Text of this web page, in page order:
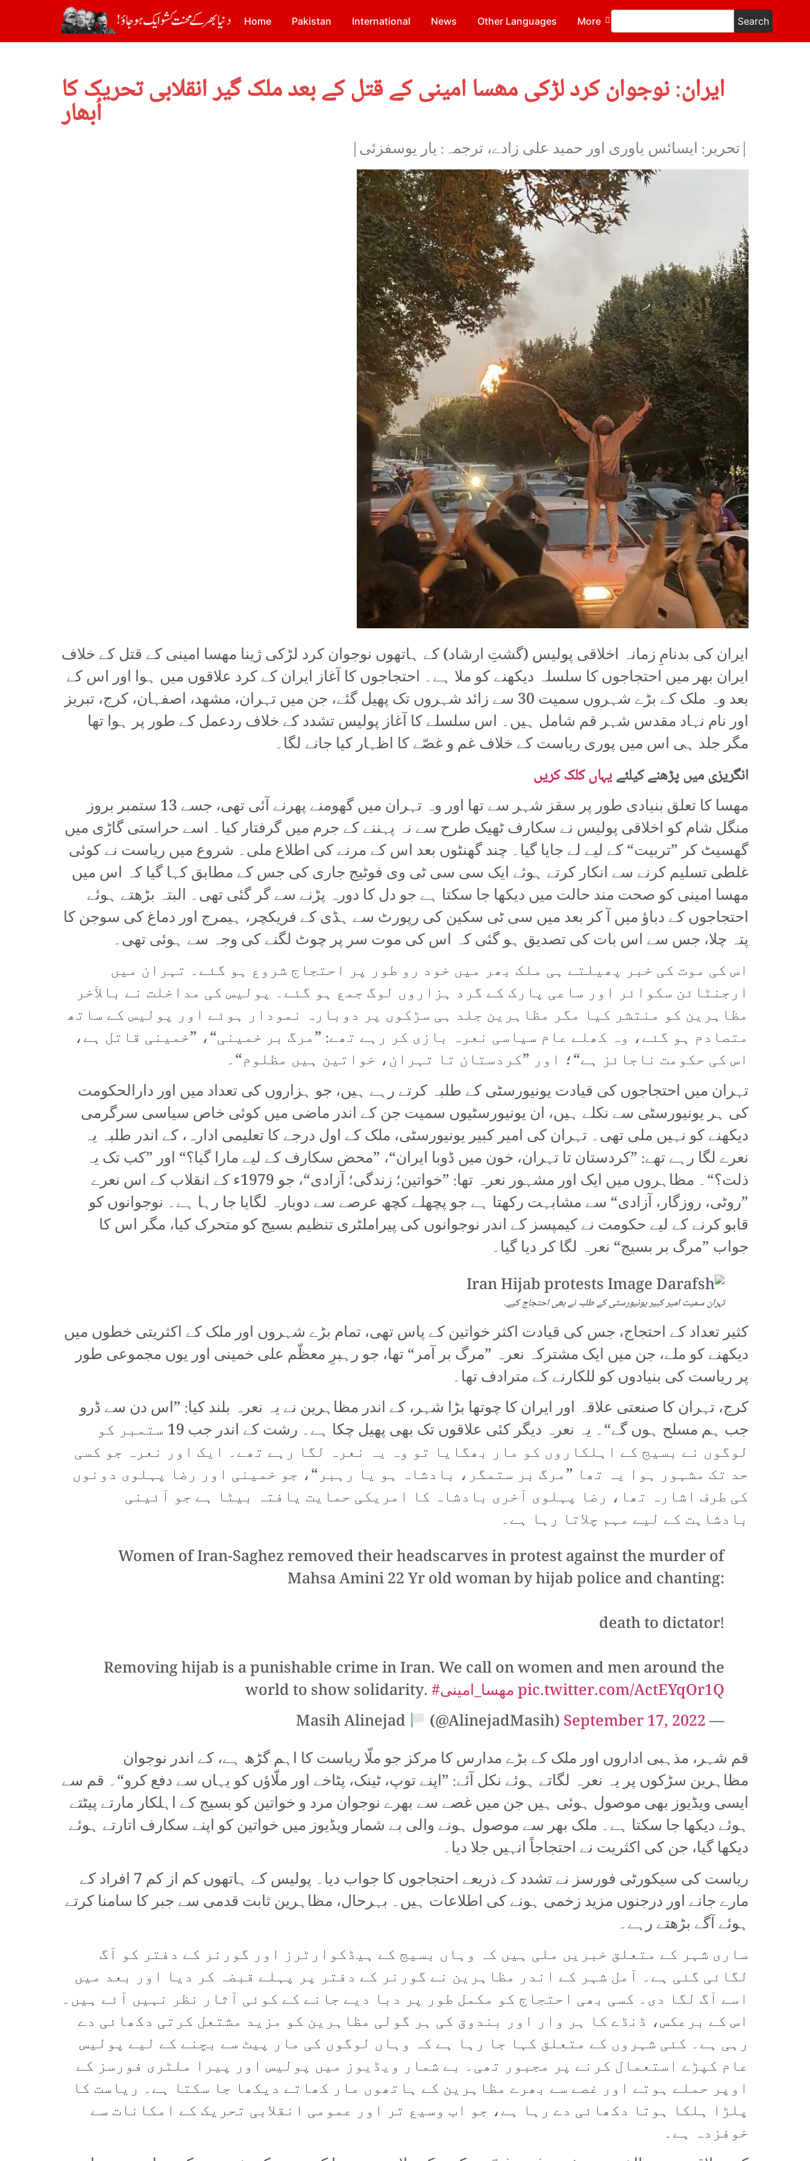
Home Pakistan International News Other Languages More Search
ایران: نوجوان کرد لڑکی مھسا امینی کے قتل کے بعد ملک گیر انقلابی تحریک کا
اُبھار
|تحریر: ایسائس یاوری اور حمید علی زادے، ترجمہ: یار یوسفزئی|
ایران کی بدنامِ زمانہ اخلاقی پولیس (گشتِ ارشاد) کے ہاتھوں نوجوان کرد لڑکی ژینا مھسا امینی کے قتل کے خلاف
ایران بھر میں احتجاجوں کا سلسلہ دیکھنے کو ملا ہے۔ احتجاجوں کا آغاز ایران کے کرد علاقوں میں ہوا اور اس کے
بعد وہ ملک کے بڑے شہروں سمیت 30 سے زائد شہروں تک پھیل گئے، جن میں تہران، مشھد، اصفہان، کرج، تبریز
اور نام نہاد مقدس شہر قم شامل ہیں۔ اس سلسلے کا آغاز پولیس تشدد کے خلاف ردعمل کے طور پر ہوا تھا
مگر جلد ہی اس میں پوری ریاست کے خلاف غم و غصّے کا اظہار کیا جانے لگا۔
انگریزی میں پڑھنے کیلئےیہاں کلک کریں
مھسا کا تعلق بنیادی طور پر سقز شہر سے تھا اور وہ تہران میں گھومنے پھرنے آئی تھی، جسے 13 ستمبر بروز
منگل شام کو اخلاقی پولیس نے سکارف ٹھیک طرح سے نہ پہننے کے جرم میں گرفتار کیا۔ اسے حراستی گاڑی میں
گھسیٹ کر ”تربیت“ کے لیے لے جایا گیا۔ چند گھنٹوں بعد اس کے مرنے کی اطلاع ملی۔ شروع میں ریاست نے کوئی
غلطی تسلیم کرنے سے انکار کرتے ہوئے ایک سی سی ٹی وی فوٹیج جاری کی جس کے مطابق کہا گیا کہ اس میں
مھسا امینی کو صحت مند حالت میں دیکھا جا سکتا ہے جو دل کا دورہ پڑنے سے گر گئی تھی۔ البتہ بڑھتے ہوئے
احتجاجوں کے دباؤ میں آ کر بعد میں سی ٹی سکین کی رپورٹ سے ہڈی کے فریکچر، ہیمرج اور دماغ کی سوجن کا
پتہ چلا، جس سے اس بات کی تصدیق ہو گئی کہ اس کی موت سر پر چوٹ لگنے کی وجہ سے ہوئی تھی۔
اس کی موت کی خبر پھیلتے ہی ملک بھر میں خود رو طور پر احتجاج شروع ہو گئے۔ تہران میں
ارجنٹائن سکوائر اور ساعی پارک کے گرد ہزاروں لوگ جمع ہو گئے۔ پولیس کی مداخلت نے بالآخر
مظاہرین کو منتشر کیا مگر مظاہرین جلد ہی سڑکوں پر دوبارہ نمودار ہوئے اور پولیس کے ساتھ
متصادم ہو گئے، وہ کھلے عام سیاسی نعرہ بازی کر رہے تھے: ”مرگ بر خمینی“، ”خمینی قاتل ہے،
اس کی حکومت ناجائز ہے“؛ اور ”کردستان تا تہران، خواتین ہیں مظلوم“۔
تہران میں احتجاجوں کی قیادت یونیورسٹی کے طلبہ کرتے رہے ہیں، جو ہزاروں کی تعداد میں اور دارالحکومت
کی ہر یونیورسٹی سے نکلے ہیں، ان یونیورسٹیوں سمیت جن کے اندر ماضی میں کوئی خاص سیاسی سرگرمی
دیکھنے کو نہیں ملی تھی۔ تہران کی امیر کبیر یونیورسٹی، ملک کے اول درجے کا تعلیمی ادارہ، کے اندر طلبہ یہ
نعرے لگا رہے تھے: ”کردستان تا تہران، خون میں ڈوبا ایران“، ”محض سکارف کے لیے مارا گیا؟“ اور ”کب تک یہ
ذلت؟“۔ مظاہروں میں ایک اور مشہور نعرہ تھا: ”خواتین؛ زندگی؛ آزادی“، جو 1979ء کے انقلاب کے اس نعرے
”روٹی، روزگار، آزادی“ سے مشابہت رکھتا ہے جو پچھلے کچھ عرصے سے دوبارہ لگایا جا رہا ہے۔ نوجوانوں کو
قابو کرنے کے لیے حکومت نے کیمپسز کے اندر نوجوانوں کی پیراملٹری تنظیم بسیج کو متحرک کیا، مگر اس کا
جواب ”مرگ بر بسیج“ نعرہ لگا کر دیا گیا۔
تہران سمیت امیر کبیر یونیورسٹی کے طلبہ نے بھی احتجاج کیے۔
کثیر تعداد کے احتجاج، جس کی قیادت اکثر خواتین کے پاس تھی، تمام بڑے شہروں اور ملک کے اکثریتی خطوں میں
دیکھنے کو ملے، جن میں ایک مشترکہ نعرہ ”مرگ بر آمر“ تھا، جو رہبرِ معظّم علی خمینی اور یوں مجموعی طور
پر ریاست کی بنیادوں کو للکارنے کے مترادف تھا۔
کرج، تہران کا صنعتی علاقہ اور ایران کا چوتھا بڑا شہر، کے اندر مظاہرین نے یہ نعرہ بلند کیا: ”اس دن سے ڈرو
جب ہم مسلح ہوں گے“۔ یہ نعرہ دیگر کئی علاقوں تک بھی پھیل چکا ہے۔ رشت کے اندر جب 19 ستمبر کو
لوگوں نے بسیج کے اہلکاروں کو مار بھگایا تو وہ یہ نعرہ لگا رہے تھے۔ ایک اور نعرہ جو کسی
حد تک مشہور ہوا یہ تھا ”مرگ بر ستمگر، بادشاہ ہو یا رہبر“، جو خمینی اور رضا پہلوی دونوں
کی طرف اشارہ تھا، رضا پہلوی آخری بادشاہ کا امریکی حمایت یافتہ بیٹا ہے جو آئینی
بادشاہت کے لیے مہم چلاتا رہا ہے۔
Women of Iran-Saghez removed their headscarves in protest against the murder of
Mahsa Amini 22 Yr old woman by hijab police and chanting:
death to dictator!
Removing hijab is a punishable crime in Iran. We call on women and men around the
world to show solidarity. #مهسا_امینیpic.twitter.com/ActEYqOr1Q
— Masih Alinejad
(@AlinejadMasih)September 17, 2022
قم شہر، مذہبی اداروں اور ملک کے بڑے مدارس کا مرکز جو ملّا ریاست کا اہم گڑھ ہے، کے اندر نوجوان
مظاہرین سڑکوں پر یہ نعرہ لگاتے ہوئے نکل آئے: ”اپنے توپ، ٹینک، پٹاخے اور ملّاؤں کو یہاں سے دفع کرو“۔ قم سے
ایسی ویڈیوز بھی موصول ہوئی ہیں جن میں غصے سے بھرے نوجوان مرد و خواتین کو بسیج کے اہلکار مارتے پیٹتے
ہوئے دیکھا جا سکتا ہے۔ ملک بھر سے موصول ہونے والی بے شمار ویڈیوز میں خواتین کو اپنے سکارف اتارتے ہوئے
دیکھا گیا، جن کی اکثریت نے احتجاجاً انہیں جلا دیا۔
ریاست کی سیکورٹی فورسز نے تشدد کے ذریعے احتجاجوں کا جواب دیا۔ پولیس کے ہاتھوں کم از کم 7 افراد کے
مارے جانے اور درجنوں مزید زخمی ہونے کی اطلاعات ہیں۔ بہرحال، مظاہرین ثابت قدمی سے جبر کا سامنا کرتے
ہوئے آگے بڑھتے رہے۔
ساری شہر کے متعلق خبریں ملی ہیں کہ وہاں بسیج کے ہیڈکوارٹرز اور گورنر کے دفتر کو آگ
لگائی گئی ہے۔ آمل شہر کے اندر مظاہرین نے گورنر کے دفتر پر پہلے قبضہ کر دیا اور بعد میں
اسے آگ لگا دی۔ کسی بھی احتجاج کو مکمل طور پر دبا دیے جانے کے کوئی آثار نظر نہیں آئے ہیں۔
اس کے برعکس، ڈنڈے کا ہر وار اور بندوق کی ہر گولی مظاہرین کو مزید مشتعل کرتی دکھائی دے
رہی ہے۔ کئی شہروں کے متعلق کہا جا رہا ہے کہ وہاں لوگوں کی مار پیٹ سے بچنے کے لیے پولیس
عام کپڑے استعمال کرنے پر مجبور تھی۔ بے شمار ویڈیوز میں پولیس اور پیرا ملٹری فورسز کے
اوپر حملے ہوتے اور غصے سے بھرے مظاہرین کے ہاتھوں مار کھاتے دیکھا جا سکتا ہے۔ ریاست کا
پلڑا ہلکا ہوتا دکھائی دے رہا ہے، جو اب وسیع تر اور عمومی انقلابی تحریک کے امکانات سے
خوفزدہ ہے۔